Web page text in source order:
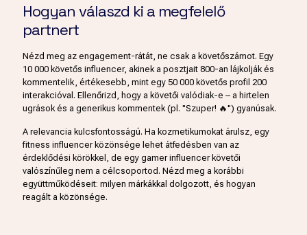
Hogyan válaszd ki a megfelelő
partnert
Nézd meg az engagement-rátát, ne csak a követőszámot. Egy
10 000 követős influencer, akinek a posztjait 800-an lájkolják és
kommentelik, értékesebb, mint egy 50 000 követős profil 200
interakcióval. Ellenőrizd, hogy a követői valódiak-e – a hirtelen
ugrások és a generikus kommentek (pl. "Szuper! 🔥") gyanúsak.
A relevancia kulcsfontosságú. Ha kozmetikumokat árulsz, egy
fitness influencer közönsége lehet átfedésben van az
érdeklődési körökkel, de egy gamer influencer követői
valószínűleg nem a célcsoportod. Nézd meg a korábbi
együttműködéseit: milyen márkákkal dolgozott, és hogyan
reagált a közönsége.